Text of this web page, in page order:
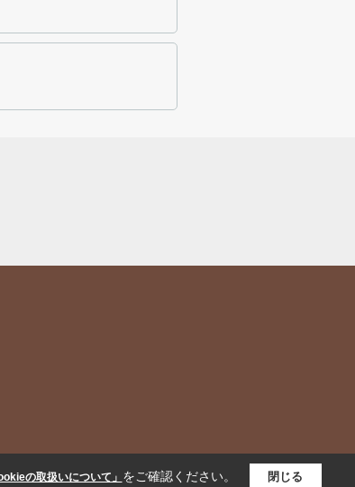
の取扱いについて」 をご確認ください。 閉じる